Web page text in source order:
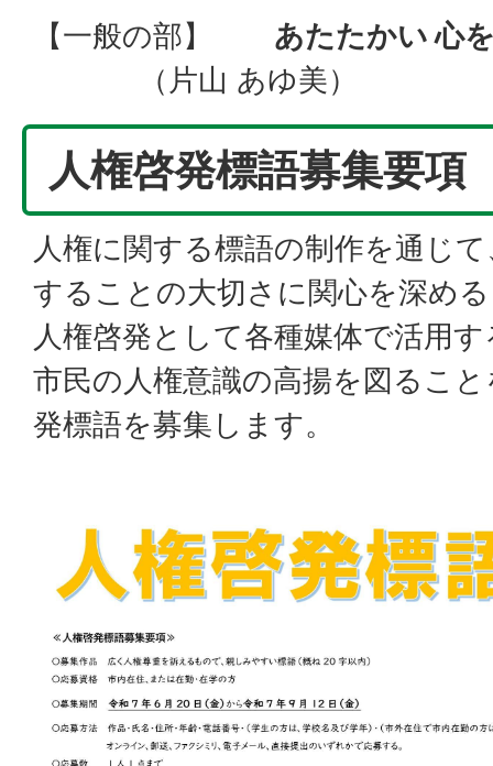
【一般の部】 あたたかい 心
（片山 あゆ美）
人権啓発標語募集要項
人権に関する標語の制作を通じ
することの大切さに関心を深め
人権啓発として各種媒体で活用
市民の人権意識の高揚を図るこ
発標語を募集します。